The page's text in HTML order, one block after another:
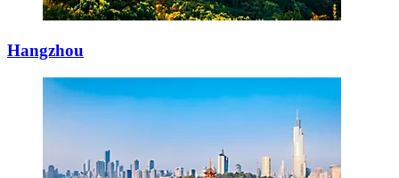
Hangzhou